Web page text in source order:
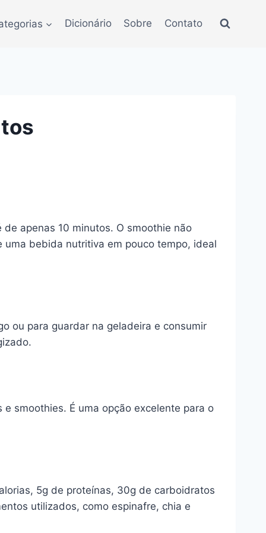
Dicionário Sobre Contato
apenas 10 minutos. O smoothie não
bebida nutritiva em pouco tempo, ideal
ou para guardar na geladeira e consumir
smoothies. É uma opção excelente para o
5g de proteínas, 30g de carboidratos
utilizados, como espinafre, chia e